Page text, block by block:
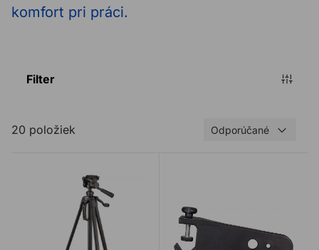
komfort pri práci.
Filter
20 položiek Odporúčané
Statív STABILA ST-K-S k laserom 55-140cm